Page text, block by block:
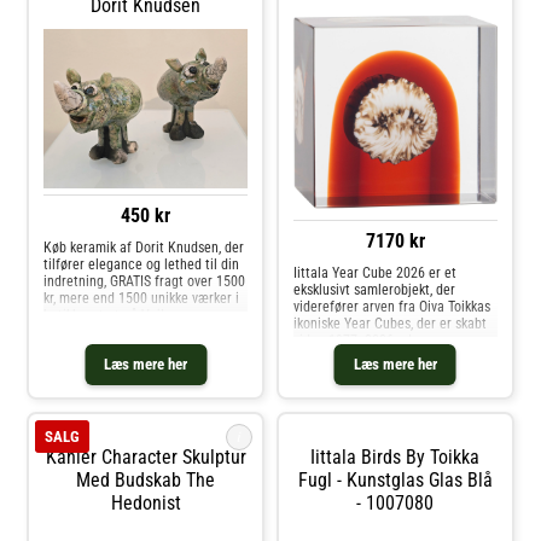
Dorit Knudsen
450 kr
Læs mere her
Køb keramik af Dorit Knudsen, der
tilfører elegance og lethed til din
indretning, GRATIS fragt over 1500
kr, mere end 1500 unikke værker i
7170 kr
Læs mere her
Iittala Year Cube 2026 er et
eksklusivt samlerobjekt, der
viderefører arven fra Oiva Toikkas
ikoniske Year Cubes, der er skabt
produceret i en nummereret og
begrænset serie på 2000
eksemplarer og er et udtryk for
hvor en detaljeret
miniatureverden opbygges inde i
glasset. Hvert stykke er individuelt
mundblæst og håndslebet på
Kähler Character Skulptur
Med Budskab The
Hedonist
SALG
Iittala Birds By Toikka
Fugl - Kunstglas Glas Blå
- 1007080